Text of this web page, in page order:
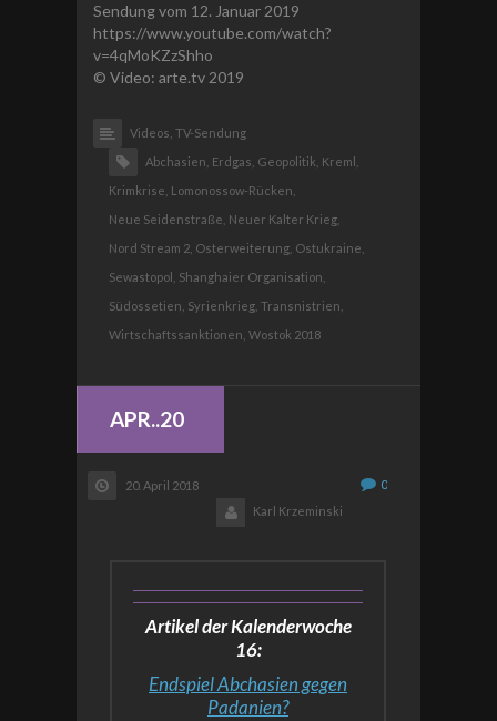
Sendung vom 12. Januar 2019
https://www.youtube.com/watch?
v=4qMoKZzShho
© Video: arte.tv 2019
Videos, TV-Sendung
Abchasien, Erdgas, Geopolitik, Kreml,
Krimkrise, Lomonossow-Rücken,
Neue Seidenstraße, Neuer Kalter Krieg,
Nord Stream 2, Osterweiterung, Ostukraine,
Sewastopol,
Shanghaier Organisation,
Südossetien, Syrienkrieg, Transnistrien,
Wirtschaftssanktionen, Wostok 2018
APR..20
20. April 2018
0
Karl Krzeminski
Artikel der Kalenderwoche
16:
Endspiel Abchasien gegen
Padanien?